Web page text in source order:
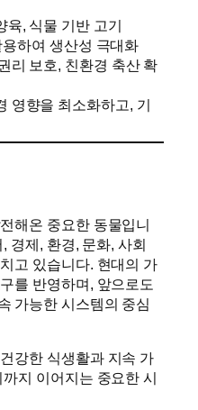
육, 식물 기반 고기
용하여 생산성 극대화
리 보호, 친환경 축산 확
영향을 최소화하고, 기
해온 중요한 동물입니
경제, 환경, 문화, 사회
고 있습니다. 현대의 가
를 반영하며, 앞으로도
가능한 시스템의 중심
강한 식생활과 지속 가
지 이어지는 중요한 시